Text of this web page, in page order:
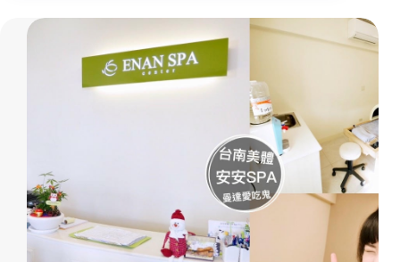
間』
保
養
細